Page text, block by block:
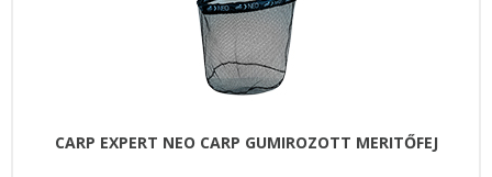
CARP EXPERT NEO CARP GUMIROZOTT MERITŐFEJ